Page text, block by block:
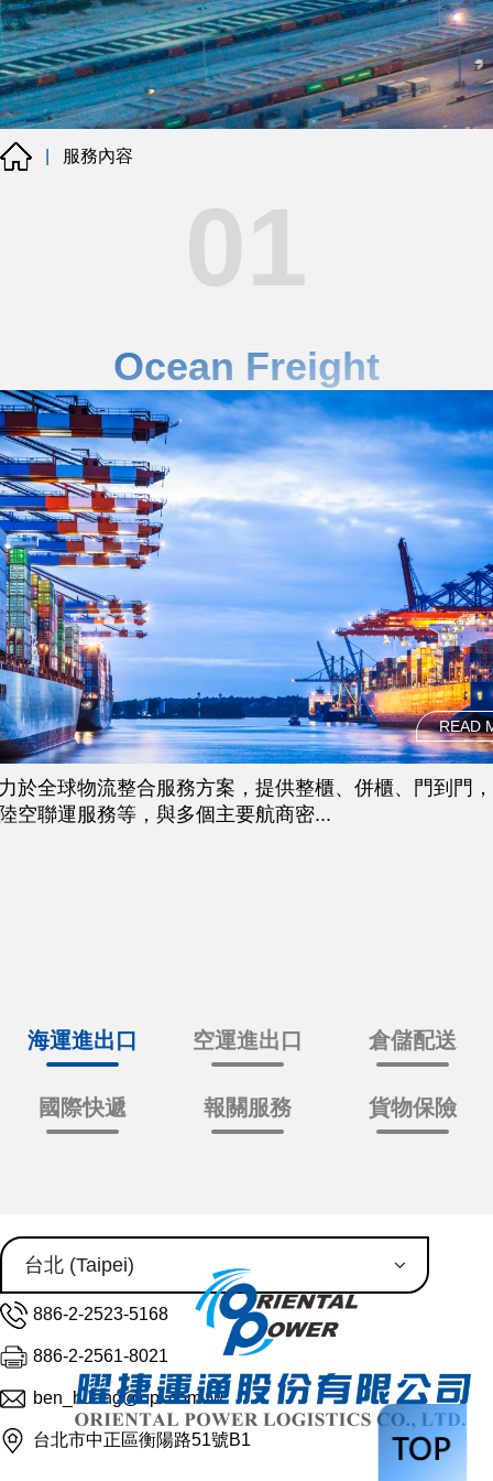
服務內容
01
Ocean Freight
READ
於全球物流整合服務方案，提供整櫃、併櫃、門到門
空聯運服務等，與多個主要航商密...
海運進出口 空運進出口 倉儲配送
國際快遞 報關服務 貨物保險
886-2-2523-5168
886-2-2561-8021
ben_huang@opl.com.tw
台北市中正區衡陽路51號B1